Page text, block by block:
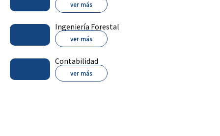
ver más
Ingeniería Forestal
ver más
Contabilidad
ver más